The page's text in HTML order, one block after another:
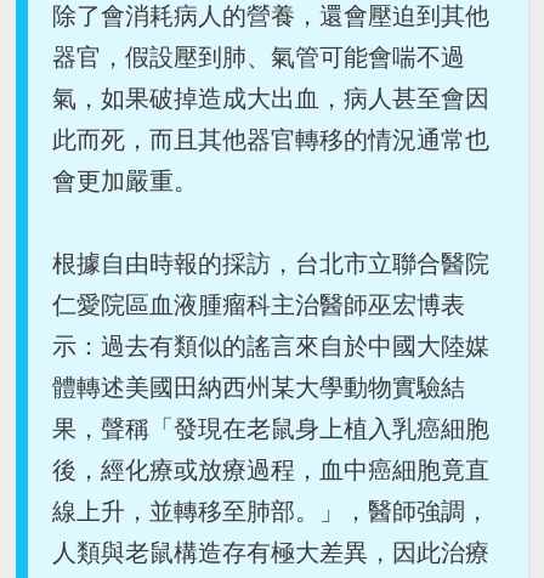
除了會消耗病人的營養，還會壓迫到其他
器官，假設壓到肺、氣管可能會喘不過
氣，如果破掉造成大出血，病人甚至會因
此而死，而且其他器官轉移的情況通常也
會更加嚴重。
根據自由時報的採訪，台北市立聯合醫院
仁愛院區血液腫瘤科主治醫師巫宏博表
示：過去有類似的謠言來自於中國大陸媒
體轉述美國田納西州某大學動物實驗結
果，聲稱「發現在老鼠身上植入乳癌細胞
後，經化療或放療過程，血中癌細胞竟直
線上升，並轉移至肺部。」，醫師強調，
人類與老鼠構造存有極大差異，因此治療